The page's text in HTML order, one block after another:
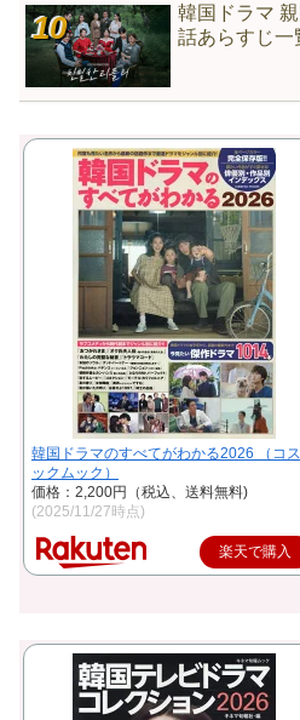
韓国ドラマ
話あらすじ一
韓国ドラマのすべてがわかる2026 （コス
ックムック）
価格：2,200円（税込、送料無料)
(2025/11/27時点)
楽天で購入